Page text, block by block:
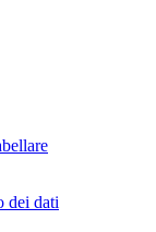
dei dati